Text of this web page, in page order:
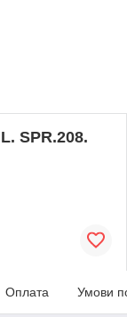
SPR.208.
Оплата Умови